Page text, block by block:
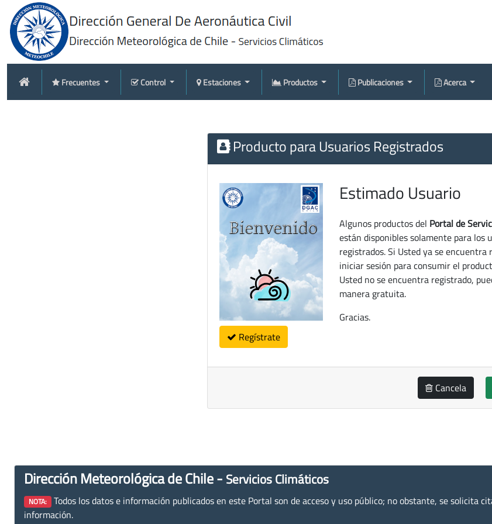
Frecuentes Control Estaciones Productos Publicaciones Acerca
Producto para Usuarios Registrados
Regístrate
Estimado Usuario
Algunos productos del Portal de
están disponibles solamente para los
registrados. Si Usted ya se encuentra
iniciar sesión para consumir el
Usted no se encuentra registrado,
manera gratuita.
Gracias.
Cancela
Dirección Meteorológica de Chile - Servicios Climáticos
NOTA: Todos los datos e información publicados en este Portal son de acceso y uso público; no obstante, se solicita
información.